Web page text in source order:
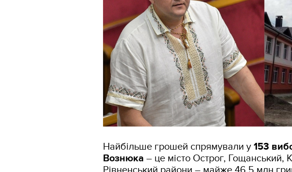
Найбільше грошей спрямували у 153
Вознюка – це місто Острог, Гощанський,